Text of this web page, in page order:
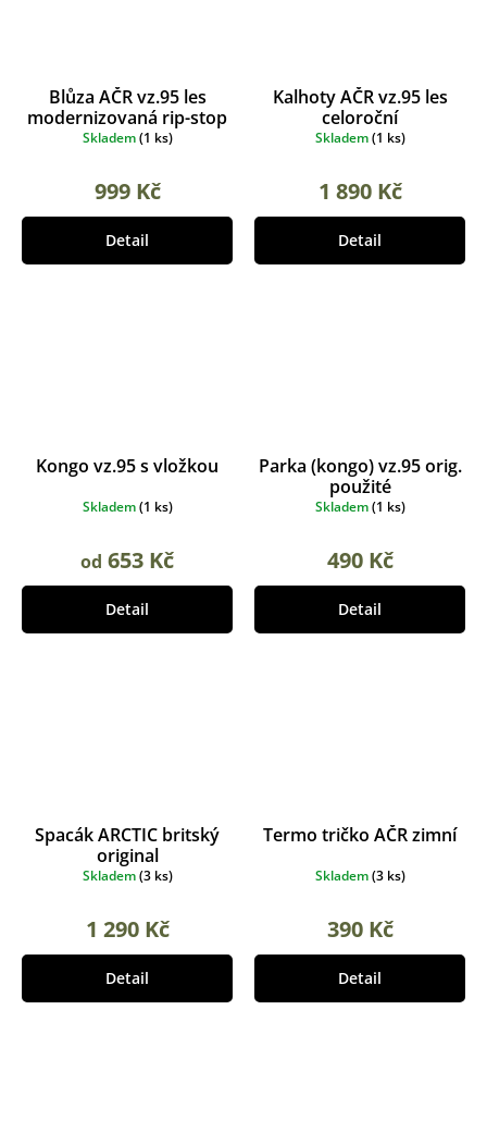
Blůza AČR vz.95 les
modernizovaná rip-stop
Skladem(1 ks)
999 Kč
Detail
Kalhoty AČR vz.95 les
celoroční
Skladem(1 ks)
1 890 Kč
Detail
Kongo vz.95 s vložkou
Skladem(1 ks)
od 653 Kč
Detail
Parka (kongo) vz.95 orig.
použité
Skladem(1 ks)
490 Kč
Detail
Spacák ARCTIC britský
original
Skladem(3 ks)
1 290 Kč
Detail
Termo tričko AČR zimní
Skladem(3 ks)
390 Kč
Detail